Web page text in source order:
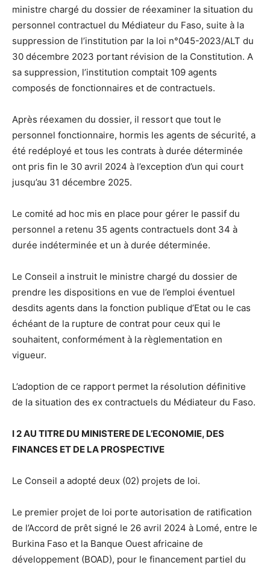
ministre chargé du dossier de réexaminer la situation du
personnel contractuel du Médiateur du Faso, suite à la
suppression de l’institution par la loi n°045-2023/ALT du
30 décembre 2023 portant révision de la Constitution. A
sa suppression, l’institution comptait 109 agents
composés de fonctionnaires et de contractuels.
Après réexamen du dossier, il ressort que tout le
personnel fonctionnaire, hormis les agents de sécurité, a
été redéployé et tous les contrats à durée déterminée
ont pris fin le 30 avril 2024 à l’exception d’un qui court
jusqu’au 31 décembre 2025.
Le comité ad hoc mis en place pour gérer le passif du
personnel a retenu 35 agents contractuels dont 34 à
durée indéterminée et un à durée déterminée.
Le Conseil a instruit le ministre chargé du dossier de
prendre les dispositions en vue de l’emploi éventuel
desdits agents dans la fonction publique d’Etat ou le cas
échéant de la rupture de contrat pour ceux qui le
souhaitent, conformément à la règlementation en
vigueur.
L’adoption de ce rapport permet la résolution définitive
de la situation des ex contractuels du Médiateur du Faso.
I 2 AU TITRE DU MINISTERE DE L’ECONOMIE, DES
FINANCES ET DE LA PROSPECTIVE
Le Conseil a adopté deux (02) projets de loi.
Le premier projet de loi porte autorisation de ratification
de l’Accord de prêt signé le 26 avril 2024 à Lomé, entre le
Burkina Faso et la Banque Ouest africaine de
développement (BOAD), pour le financement partiel du